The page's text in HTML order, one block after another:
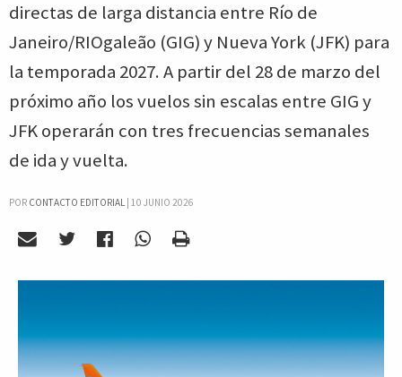
directas de larga distancia entre Río de
Janeiro/RIOgaleão (GIG) y Nueva York (JFK) para
la temporada 2027. A partir del 28 de marzo del
próximo año los vuelos sin escalas entre GIG y
JFK operarán con tres frecuencias semanales
de ida y vuelta.
POR CONTACTO EDITORIAL| 10 JUNIO 2026